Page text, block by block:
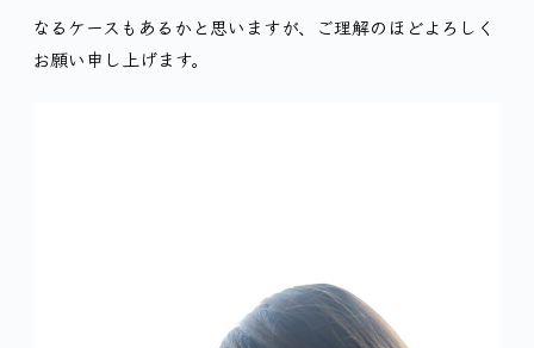
なるケースもあるかと思いますが、ご理解のほどよろしく
お願い申し上げます。